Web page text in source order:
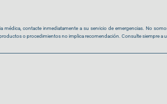
contacte inmediatamente a su servicio de emergencias. No
o procedimientos no implica recomendación. Consulte siempre a